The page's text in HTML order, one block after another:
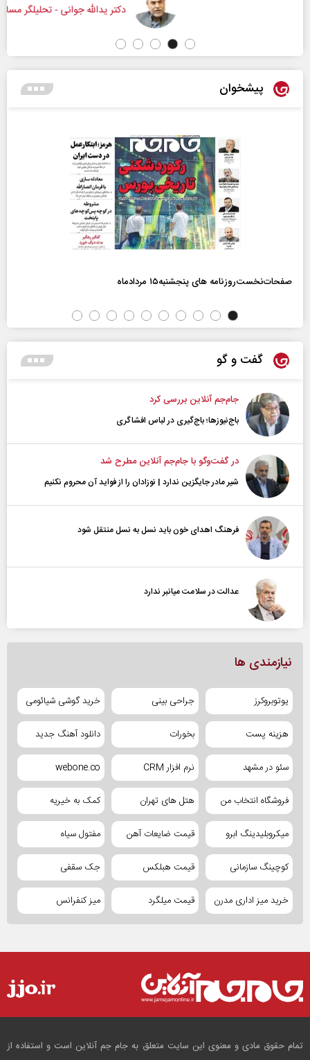
دکتر یدالله جوانی - تحلیلگر مسائل سیاسی
پیشخوان
صفحات‌نخست‌روزنامه ها‌ی پنجشنبه‌۱۵ مردادماه
گفت و گو
جام‌جم آنلاین بررسی کرد
باج‌نیوزها؛ باج‌گیری در لباس افشاگری
در گفت‌و‌گو با جام‌جم آنلاین مطرح شد
شیر مادر جایگزین ندارد | نوزادان را از فواید آن محروم نکنیم
فرهنگ اهدای خون باید نسل به نسل منتقل شود
عدالت در سلامت میانبر ندارد
نیازمندی ها
یوتوبروکرز جراحی بینی خرید گوشی شیائومی
هزینه پست بخورات دانلود آهنگ جدید
سئو در مشهد نرم افزار CRM webone.co
فروشگاه انتخاب من هتل های تهران کمک به خیریه
میکروبلیدینگ ابرو قیمت ضایعات آهن مفتول سیاه
کوچینگ سازمانی قیمت هبلکس جک سقفی
خرید میز اداری مدرن قیمت میلگرد میز کنفرانس
تمام حقوق مادی و معنوی این سایت متعلق به جام جم آنلاین است و استفاده از